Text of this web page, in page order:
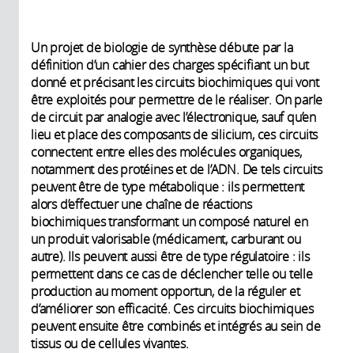
Un projet de biologie de synthèse débute par la
définition d’un cahier des charges spécifiant un but
donné et précisant les circuits biochimiques qui vont
être exploités pour permettre de le réaliser. On parle
de circuit par analogie avec l’électronique, sauf qu’en
lieu et place des composants de silicium, ces circuits
connectent entre elles des molécules organiques,
notamment des protéines et de l’ADN. De tels circuits
peuvent être de type métabolique : ils permettent
alors d’effectuer une chaîne de réactions
biochimiques transformant un composé naturel en
un produit valorisable (médicament, carburant ou
autre). Ils peuvent aussi être de type régulatoire : ils
permettent dans ce cas de déclencher telle ou telle
production au moment opportun, de la réguler et
d’améliorer son efficacité. Ces circuits biochimiques
peuvent ensuite être combinés et intégrés au sein de
tissus ou de cellules vivantes.